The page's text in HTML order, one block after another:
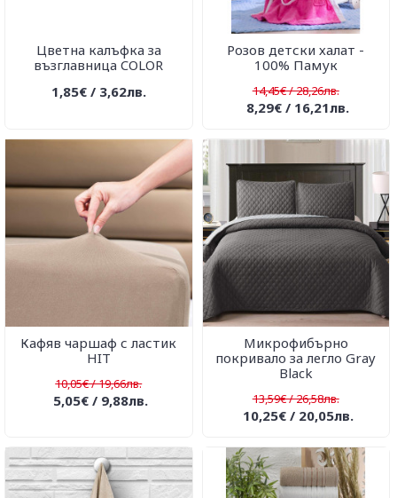
Цветна калъфка за
възглавница COLOR
1,85€ / 3,62лв.
Розов детски халат -
100% Памук
14,45€ / 28,26лв.
8,29€ / 16,21лв.
Кафяв чаршаф с ластик
HIT
10,05€ / 19,66лв.
5,05€ / 9,88лв.
Микрофибърно
покривало за легло Gray
Black
13,59€ / 26,58лв.
10,25€ / 20,05лв.